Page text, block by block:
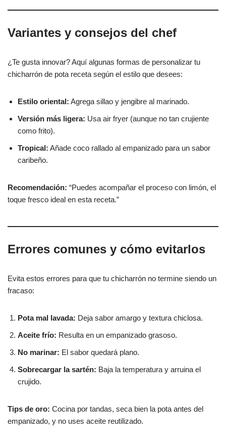
Variantes y consejos del chef
¿Te gusta innovar? Aquí algunas formas de personalizar tu
chicharrón de pota receta según el estilo que desees:
Estilo oriental: Agrega sillao y jengibre al marinado.
Versión más ligera: Usa air fryer (aunque no tan crujiente
como frito).
Tropical: Añade coco rallado al empanizado para un sabor
caribeño.
Recomendación: “Puedes acompañar el proceso con limón, el
toque fresco ideal en esta receta.”
Errores comunes y cómo evitarlos
Evita estos errores para que tu chicharrón no termine siendo un
fracaso:
Pota mal lavada: Deja sabor amargo y textura chiclosa.
Aceite frío: Resulta en un empanizado grasoso.
No marinar: El sabor quedará plano.
Sobrecargar la sartén: Baja la temperatura y arruina el
crujido.
Tips de oro: Cocina por tandas, seca bien la pota antes del
empanizado, y no uses aceite reutilizado.